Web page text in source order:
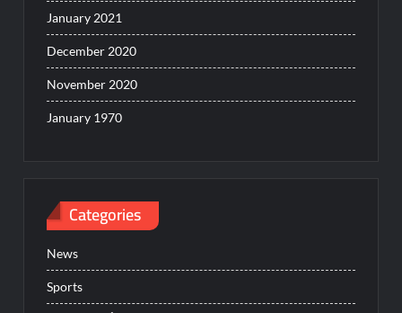
January 2021
December 2020
November 2020
January 1970
Categories
News
Sports